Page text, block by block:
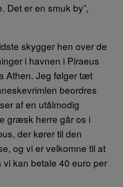
Det er en smuk by”,
skygger hen over de
i havnen i Piraeus
Athen. Jeg følger tæt
beordres
af en utålmodig
græsk herre går os i
der kører til den
og vi er velkomne til at
kan betale 40 euro per